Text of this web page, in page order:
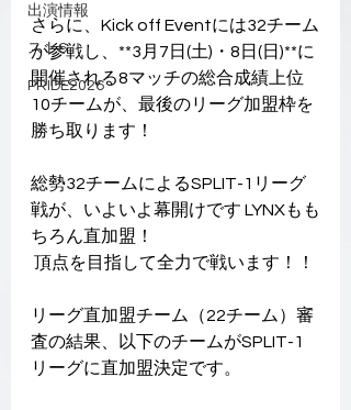
出演情報
スト6
PRIDE2026
さらに、Kick off Eventには32チーム
が参戦し、**3月7日(土)・8日(日)**に
開催される8マッチの総合成績上位
10チームが、最後のリーグ加盟枠を
勝ち取ります！
総勢32チームによるSPLIT-1リーグ
戦が、いよいよ幕開けです LYNXもも
ちろん直加盟！
頂点を目指して全力で戦います！！
リーグ直加盟チーム（22チーム）審
査の結果、以下のチームがSPLIT-1
リーグに直加盟決定です。